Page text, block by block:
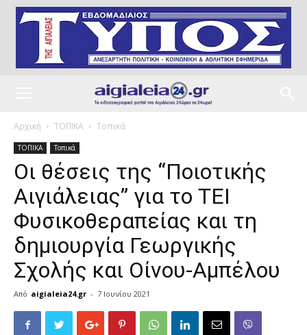
Αρχική ΤΟΠΙΚΑ Τοπικά
ΤΟΠΙΚΑ Τοπικά
Οι θέσεις της “Ποιοτικής
Αιγιάλειας” για το ΤΕΙ
Φυσικοθεραπείας και τη
δημιουργία Γεωργικής
Σχολής και Οίνου-Αμπέλου
Από aigialeia24.gr - 7 Ιουνίου 2021